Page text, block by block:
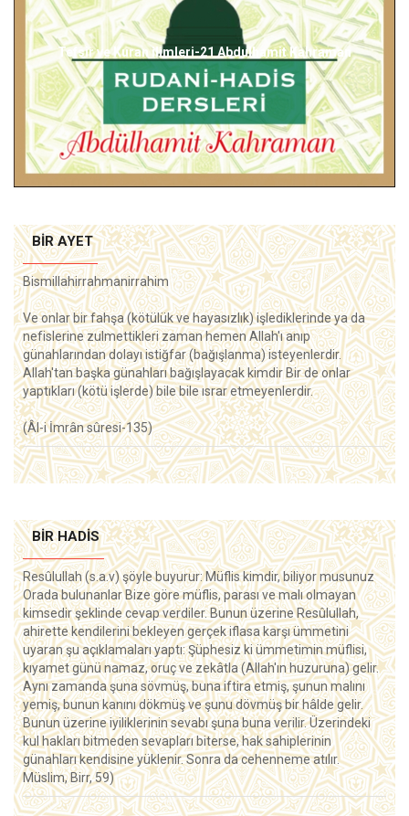
Taş...Ramazan Kayan
BIR AYET
Bismillahirrahmanirrahim
Ve onlar bir fahşa (kötülük ve hayasızlık) işlediklerinde ya da
nefislerine zulmettikleri zaman hemen Allah'ı anıp
günahlarından dolayı istiğfar (bağışlanma) isteyenlerdir.
Allah'tan başka günahları bağışlayacak kimdir Bir de onlar
yaptıkları (kötü işlerde) bile bile ısrar etmeyenlerdir.
(Âl-i İmrân sûresi-135)
BIR HADIS
Resûlullah (s.a.v) şöyle buyurur: Müflis kimdir, biliyor musunuz
Orada bulunanlar Bize göre müflis, parası ve malı olmayan
kimsedir şeklinde cevap verdiler. Bunun üzerine Resûlullah,
ahirette kendilerini bekleyen gerçek iflasa karşı ümmetini
uyaran şu açıklamaları yaptı: Şüphesiz ki ümmetimin müflisi,
kıyamet günü namaz, oruç ve zekâtla (Allah'ın huzuruna) gelir.
Aynı zamanda şuna sövmüş, buna iftira etmiş, şunun malını
yemiş, bunun kanını dökmüş ve şunu dövmüş bir hâlde gelir.
Bunun üzerine iyiliklerinin sevabı şuna buna verilir. Üzerindeki
kul hakları bitmeden sevapları biterse, hak sahiplerinin
günahları kendisine yüklenir. Sonra da cehenneme atılır.
Müslim, Birr, 59)